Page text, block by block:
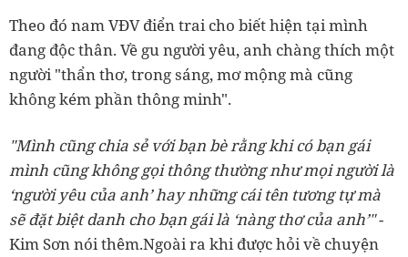
Theo đó nam VĐV điển trai cho biết hiện tại mình
đang độc thân. Về gu người yêu, anh chàng thích một
người "thẩn thơ, trong sáng, mơ mộng mà cũng
không kém phần thông minh".
"Mình cũng chia sẻ với bạn bè rằng khi có bạn gái
mình cũng không gọi thông thường như mọi người là
‘người yêu của anh’ hay những cái tên tương tự mà
sẽ đặt biệt danh cho bạn gái là ‘nàng thơ của anh’"-
Kim Sơn nói thêm.Ngoài ra khi được hỏi về chuyện